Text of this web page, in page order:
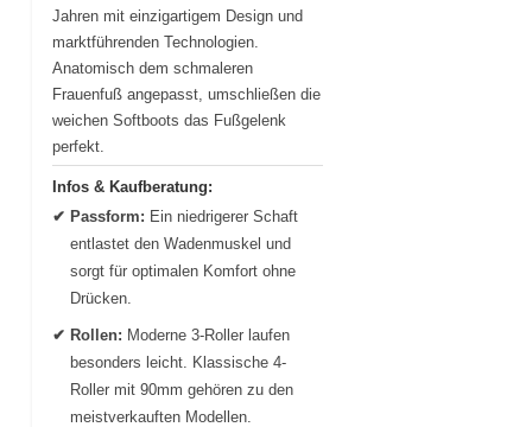
Jahren mit einzigartigem Design und
marktführenden Technologien.
Anatomisch dem schmaleren
Frauenfuß angepasst, umschließen die
weichen Softboots das Fußgelenk
perfekt.
Infos & Kaufberatung:
✔ Passform: Ein niedrigerer Schaft
entlastet den Wadenmuskel und
sorgt für optimalen Komfort ohne
Drücken.
✔ Rollen: Moderne 3-Roller laufen
besonders leicht. Klassische 4-
Roller mit 90mm gehören zu den
meistverkauften Modellen.